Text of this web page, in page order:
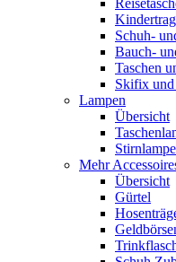
Schuh-
Bauch-
Taschen
Skifix und
Lampen
Übersicht
Mehr
Übersicht
Gürtel